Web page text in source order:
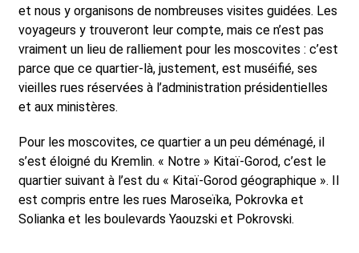
et nous y organisons de nombreuses visites guidées. Les
voyageurs y trouveront leur compte, mais ce n’est pas
vraiment un lieu de ralliement pour les moscovites : c’est
parce que ce quartier-là, justement, est muséifié, ses
vieilles rues réservées à l’administration présidentielles
et aux ministères.
Pour les moscovites, ce quartier a un peu déménagé, il
s’est éloigné du Kremlin. « Notre » Kitaï-Gorod, c’est le
quartier suivant à l’est du « Kitaï-Gorod géographique ». Il
est compris entre les rues Maroseïka, Pokrovka et
Solianka et les boulevards Yaouzski et Pokrovski.